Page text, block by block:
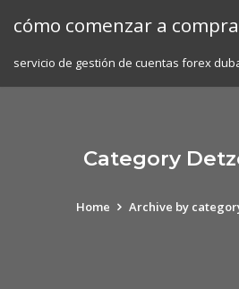
cómo comenzar a
servicio de gestión de cuentas forex
Category
Home Archive by